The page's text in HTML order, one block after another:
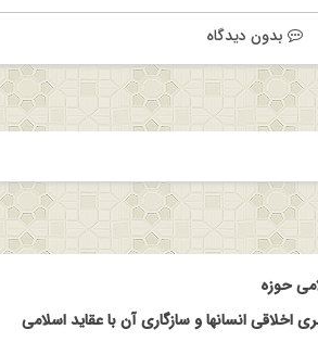
بدون دیدگاه
حوزه
اخلاقی انسانها و سازگاری آن با عقاید اسلامی